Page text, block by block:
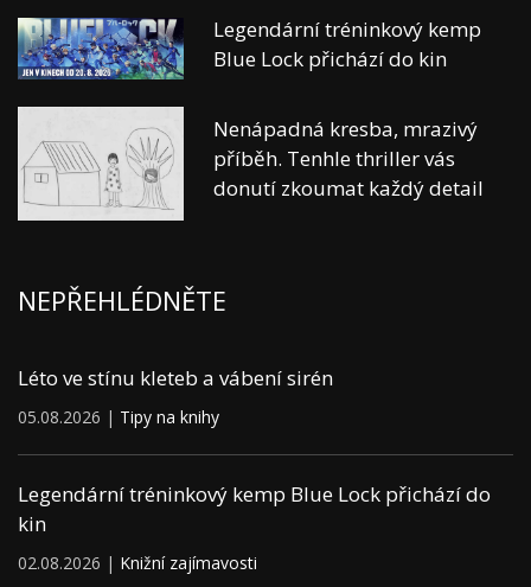
Legendární tréninkový kemp
Blue Lock přichází do kin
Nenápadná kresba, mrazivý
příběh. Tenhle thriller vás
donutí zkoumat každý detail
NEPŘEHLÉDNĚTE
Léto ve stínu kleteb a vábení sirén
05.08.2026 | Tipy na knihy
Legendární tréninkový kemp Blue Lock přichází do
kin
02.08.2026 | Knižní zajímavosti